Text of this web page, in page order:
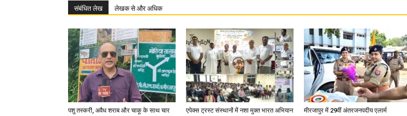
in
Hindi,
संबंधित लेख लेखक से और अधिक
पशु तस्करी, अवैध शराब और चाकू के साथ चार
एपेक्स ट्रस्ट संस्थानों में नशा मुक्त भारत अभियान
मीरजापुर में 29वीं अंतरजनपदीय एलार्म